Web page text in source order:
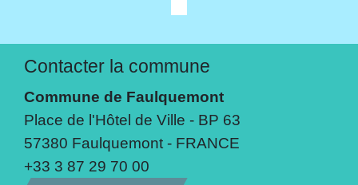
Contacter la commune
Commune de Faulquemont
Place de l'Hôtel de Ville - BP 63
57380 Faulquemont - FRANCE
+33 3 87 29 70 00